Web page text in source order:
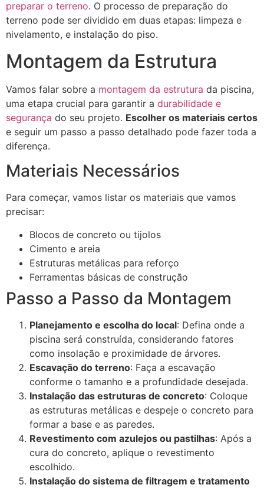
preparar o terreno. O processo de preparação do
terreno pode ser dividido em duas etapas: limpeza e
nivelamento, e instalação do piso.
Montagem da Estrutura
Vamos falar sobre a montagem da estrutura da piscina,
uma etapa crucial para garantir a durabilidade e
segurança do seu projeto. Escolher os materiais certos
e seguir um passo a passo detalhado pode fazer toda a
diferença.
Materiais Necessários
Para começar, vamos listar os materiais que vamos
precisar:
Blocos de concreto ou tijolos
Cimento e areia
Estruturas metálicas para reforço
Ferramentas básicas de construção
Passo a Passo da Montagem
Planejamento e escolha do local: Defina onde a
piscina será construída, considerando fatores
como insolação e proximidade de árvores.
Escavação do terreno: Faça a escavação
conforme o tamanho e a profundidade desejada.
Instalação das estruturas de concreto: Coloque
as estruturas metálicas e despeje o concreto para
formar a base e as paredes.
Revestimento com azulejos ou pastilhas: Após a
cura do concreto, aplique o revestimento
escolhido.
Instalação do sistema de filtragem e tratamento